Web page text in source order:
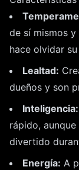
de sí mismos
hace olvidar
Lealtad:
dueños y son
Inteligencia:
rápido,
divertido
Energía: A